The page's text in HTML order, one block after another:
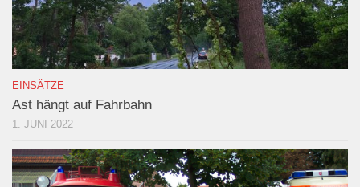
EINSÄTZE
Ast hängt auf Fahrbahn
1. JUNI 2022